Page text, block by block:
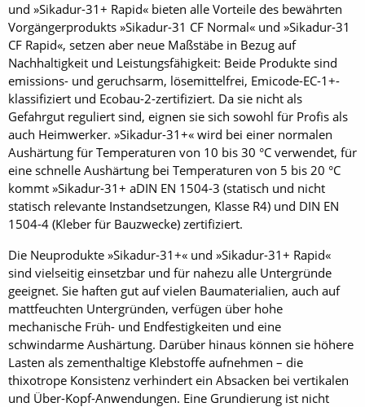
und »Sikadur-31+ Rapid« bieten alle Vorteile des bewährten
Vorgängerprodukts »Sikadur-31 CF Normal« und »Sikadur-31
CF Rapid«, setzen aber neue Maßstäbe in Bezug auf
Nachhaltigkeit und Leistungsfähigkeit: Beide Produkte sind
emissions- und geruchsarm, lösemittelfrei, Emicode-EC-1+-
klassifiziert und Ecobau-2-zertifiziert. Da sie nicht als
Gefahrgut reguliert sind, eignen sie sich sowohl für Profis als
auch Heimwerker. »Sikadur-31+« wird bei einer normalen
Aushärtung für Temperaturen von 10 bis 30 °C verwendet, für
eine schnelle Aushärtung bei Temperaturen von 5 bis 20 °C
kommt »Sikadur-31+ aDIN EN 1504-3 (statisch und nicht
statisch relevante Instandsetzungen, Klasse R4) und DIN EN
1504-4 (Kleber für Bauzwecke) zertifiziert.
Die Neuprodukte »Sikadur-31+« und »Sikadur-31+ Rapid«
sind vielseitig einsetzbar und für nahezu alle Untergründe
geeignet. Sie haften gut auf vielen Baumaterialien, auch auf
mattfeuchten Untergründen, verfügen über hohe
mechanische Früh- und Endfestigkeiten und eine
schwindarme Aushärtung. Darüber hinaus können sie höhere
Lasten als zementhaltige Klebstoffe aufnehmen – die
thixotrope Konsistenz verhindert ein Absacken bei vertikalen
und Über-Kopf-Anwendungen. Eine Grundierung ist nicht